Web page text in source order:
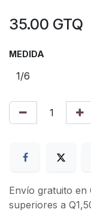
35.00 GTQ
MEDIDA
Envío gratuito en
superiores a